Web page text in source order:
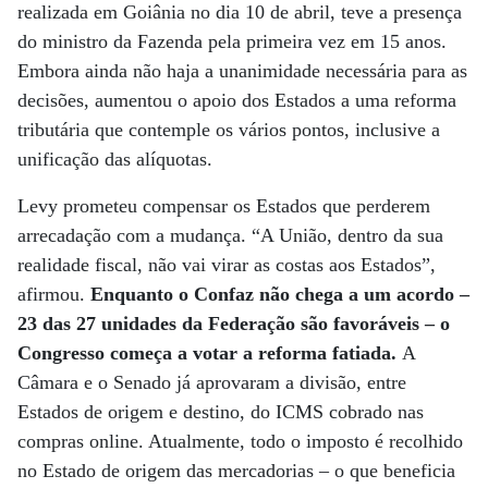
realizada em Goiânia no dia 10 de abril, teve a presença
do ministro da Fazenda pela primeira vez em 15 anos.
Embora ainda não haja a unanimidade necessária para as
decisões, aumentou o apoio dos Estados a uma reforma
tributária que contemple os vários pontos, inclusive a
unificação das alíquotas.
Levy prometeu compensar os Estados que perderem
arrecadação com a mudança. “A União, dentro da sua
realidade fiscal, não vai virar as costas aos Estados”,
afirmou. Enquanto o Confaz não chega a um acordo –
23 das 27 unidades da Federação são favoráveis – o
Congresso começa a votar a reforma fatiada. A
Câmara e o Senado já aprovaram a divisão, entre
Estados de origem e destino, do ICMS cobrado nas
compras online. Atualmente, todo o imposto é recolhido
no Estado de origem das mercadorias – o que beneficia